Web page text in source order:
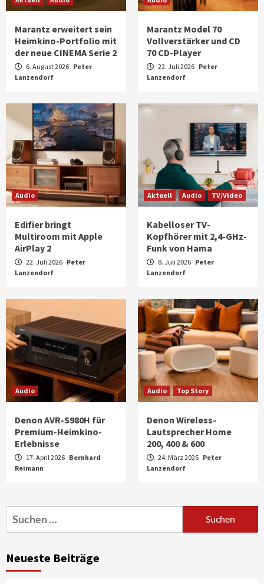
Marantz erweitert sein
Heimkino-Portfolio mit
der neue CINEMA Serie 2
6. August 2026 Peter
Lanzendorf
Marantz Model 70
Vollverstärker und CD
70 CD-Player
22. Juli 2026 Peter
Lanzendorf
Audio
Edifier bringt
Multiroom mit Apple
AirPlay 2
22. Juli 2026 Peter
Lanzendorf
Aktuell Audio TV/Video
Kabelloser TV-
Kopfhörer mit 2,4-GHz-
Funk von Hama
8. Juli 2026 Peter
Lanzendorf
Audio
Denon AVR-S980H für
Premium-Heimkino-
Erlebnisse
17. April 2026 Bernhard
Reimann
Audio Top Story
Denon Wireless-
Lautsprecher Home
200, 400 & 600
24. März 2026 Peter
Lanzendorf
Suchen
nach:
Neueste Beiträge
4
News aus dem Internet
Fernsehgeräte